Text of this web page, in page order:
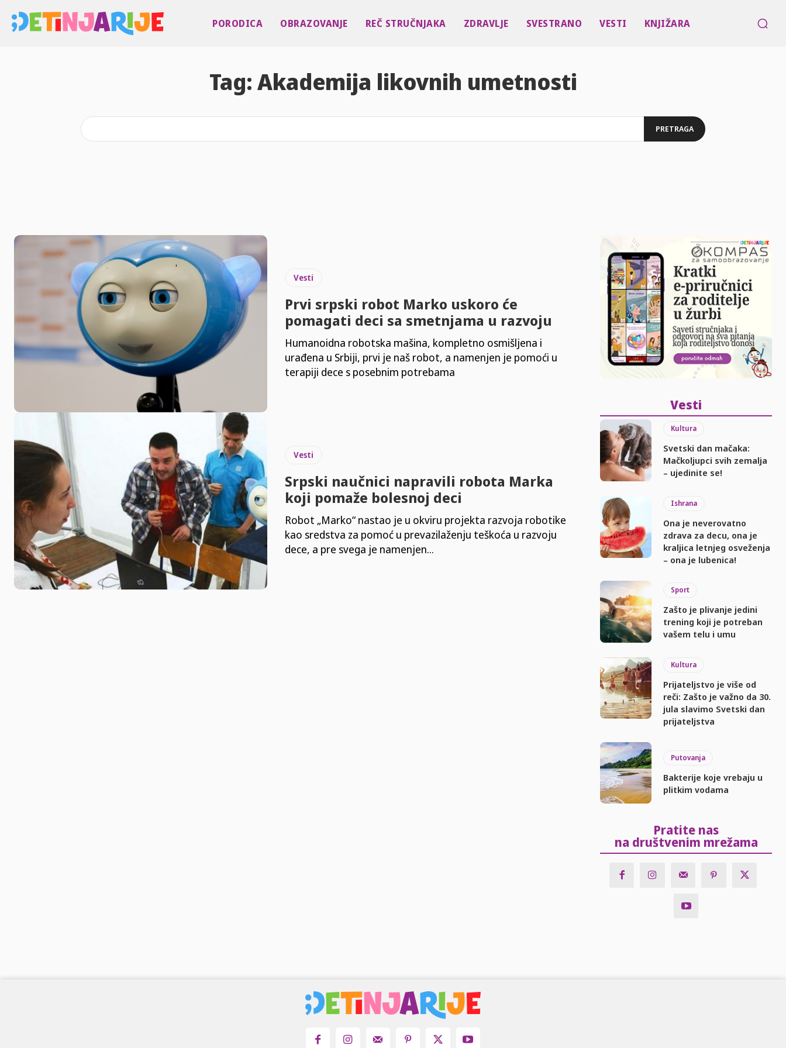
PORODICA OBRAZOVANJE REČ STRUČNJAKA ZDRAVLJE SVESTRANO VESTI KNJIŽARA
Tag:Akademija likovnih umetnosti
PRETRAGA
Vesti
Prvi srpski robot Marko uskoro će
pomagati deci sa smetnjama u razvoju
Humanoidna robotska mašina, kompletno osmišljena i
urađena u Srbiji, prvi je naš robot, a namenjen je pomoći u
terapiji dece s posebnim potrebama
Vesti
Srpski naučnici napravili robota Marka
koji pomaže bolesnoj deci
Robot „Marko“ nastao je u okviru projekta razvoja robotike
kao sredstva za pomoć u prevazilaženju teškoća u razvoju
dece, a pre svega je namenjen...
Vesti
Kultura
Svetski dan mačaka:
Mačkoljupci svih zemalja
– ujedinite se!
Ishrana
Ona je neverovatno
zdrava za decu, ona je
kraljica letnjeg osveženja
– ona je lubenica!
Sport
Zašto je plivanje jedini
trening koji je potreban
vašem telu i umu
Kultura
Prijateljstvo je više od
reči: Zašto je važno da 30.
jula slavimo Svetski dan
prijateljstva
Putovanja
Bakterije koje vrebaju u
plitkim vodama
Pratite nas
na društvenim mrežama